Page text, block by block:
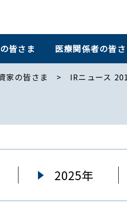
皆さま 医療関係者の皆さ
家の皆さま IRニュース
2025年